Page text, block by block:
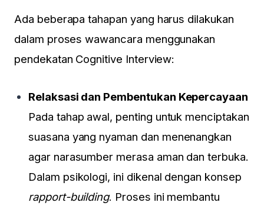
Ada beberapa tahapan yang harus dilakukan
dalam proses wawancara menggunakan
pendekatan Cognitive Interview:
Relaksasi dan Pembentukan Kepercayaan
Pada tahap awal, penting untuk menciptakan
suasana yang nyaman dan menenangkan
agar narasumber merasa aman dan terbuka.
Dalam psikologi, ini dikenal dengan konsep
rapport-building. Proses ini membantu